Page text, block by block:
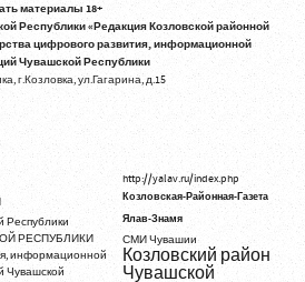
материалы 18+
Республики «Редакция Козловской районной
цифрового развития, информационной
Чувашской Республики
г.Козловка, ул.Гагарина, д.15
Республики
РЕСПУБЛИКИ
информационной
Чувашской
http://yalav.ru/index.php
Козловская-Районная-Газета
Ялав-Знамя
СМИ Чувашии
Козловский район
Чувашской